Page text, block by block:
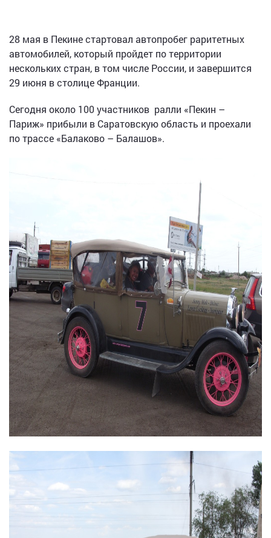
28 мая в Пекине стартовал автопробег раритетных
автомобилей, который пройдет по территории
нескольких стран, в том числе России, и завершится
29 июня в столице Франции.
Сегодня около 100 участников ралли «Пекин –
Париж» прибыли в Саратовскую область и проехали
по трассе «Балаково – Балашов».